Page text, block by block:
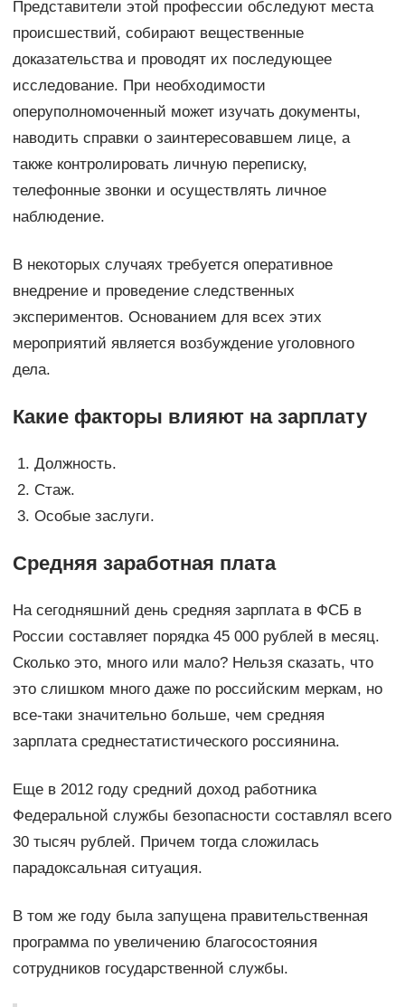
Представители этой профессии обследуют места
происшествий, собирают вещественные
доказательства и проводят их последующее
исследование. При необходимости
оперуполномоченный может изучать документы,
наводить справки о заинтересовавшем лице, а
также контролировать личную переписку,
телефонные звонки и осуществлять личное
наблюдение.
В некоторых случаях требуется оперативное
внедрение и проведение следственных
экспериментов. Основанием для всех этих
мероприятий является возбуждение уголовного
дела.
Какие факторы влияют на зарплату
Должность.
Стаж.
Особые заслуги.
Средняя заработная плата
На сегодняшний день средняя зарплата в ФСБ в
России составляет порядка 45 000 рублей в месяц.
Сколько это, много или мало? Нельзя сказать, что
это слишком много даже по российским меркам, но
все-таки значительно больше, чем средняя
зарплата среднестатистического россиянина.
Еще в 2012 году средний доход работника
Федеральной службы безопасности составлял всего
30 тысяч рублей. Причем тогда сложилась
парадоксальная ситуация.
В том же году была запущена правительственная
программа по увеличению благосостояния
сотрудников государственной службы.